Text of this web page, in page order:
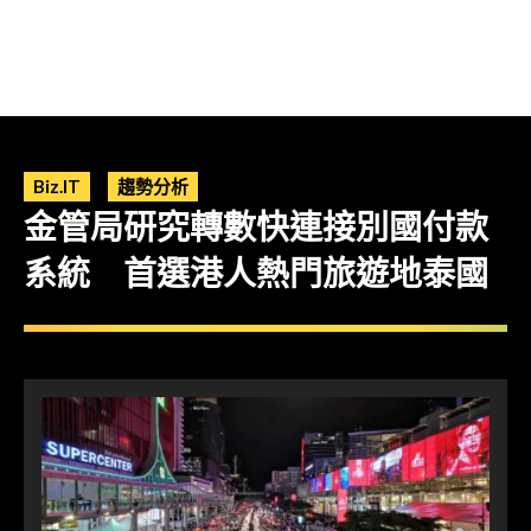
Biz.IT 趨勢分析
金管局研究轉數快連接別國付款
系統 首選港人熱門旅遊地泰國